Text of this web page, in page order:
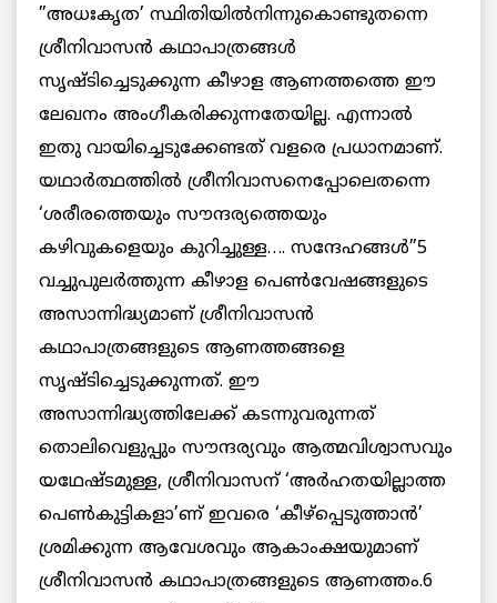
”അധഃകൃത’ സ്ഥിതിയില്‍നിന്നുകൊണ്ടുതന്നെ
ശ്രീനിവാസന്‍ കഥാപാത്രങ്ങള്‍
സൃഷ്ടിച്ചെടുക്കുന്ന കീഴാള ആണത്തത്തെ ഈ
ലേഖനം അംഗീകരിക്കുന്നതേയില്ല. എന്നാല്‍
ഇതു വായിച്ചെടുക്കേണ്ടത് വളരെ പ്രധാനമാണ്.
യഥാര്‍ത്ഥത്തില്‍ ശ്രീനിവാസനെപ്പോലെതന്നെ
‘ശരീരത്തെയും സൗന്ദര്യത്തെയും
കഴിവുകളെയും കുറിച്ചുള്ള…. സന്ദേഹങ്ങള്‍”5
വച്ചുപുലര്‍ത്തുന്ന കീഴാള പെണ്‍വേഷങ്ങളുടെ
അസാന്നിദ്ധ്യമാണ് ശ്രീനിവാസന്‍
കഥാപാത്രങ്ങളുടെ ആണത്തങ്ങളെ
സൃഷ്ടിച്ചെടുക്കുന്നത്. ഈ
അസാന്നിദ്ധ്യത്തിലേക്ക് കടന്നുവരുന്നത്
തൊലിവെളുപ്പും സൗന്ദര്യവും ആത്മവിശ്വാസവും
യഥേഷ്ടമുള്ള, ശ്രീനിവാസന് ‘അര്‍ഹതയില്ലാത്ത
പെണ്‍കുട്ടികളാ’ണ് ഇവരെ ‘കീഴ്‌പ്പെടുത്താന്‍’
ശ്രമിക്കുന്ന ആവേശവും ആകാംക്ഷയുമാണ്
ശ്രീനിവാസന്‍ കഥാപാത്രങ്ങളുടെ ആണത്തം.6